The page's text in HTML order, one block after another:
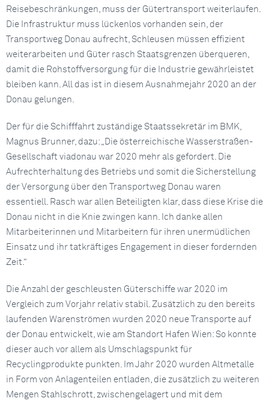
Reisebeschränkungen, muss der Gütertransport weiterlaufen.
Die Infrastruktur muss lückenlos vorhanden sein, der
Transportweg Donau aufrecht, Schleusen müssen effizient
weiterarbeiten und Güter rasch Staatsgrenzen überqueren,
damit die Rohstoffversorgung für die Industrie gewährleistet
bleiben kann. All das ist in diesem Ausnahmejahr 2020 an der
Donau gelungen.
Der für die Schifffahrt zuständige Staatssekretär im BMK,
Magnus Brunner, dazu: „Die österreichische Wasserstraßen-
Gesellschaft viadonau war 2020 mehr als gefordert. Die
Aufrechterhaltung des Betriebs und somit die Sicherstellung
der Versorgung über den Transportweg Donau waren
essentiell. Rasch war allen Beteiligten klar, dass diese Krise die
Donau nicht in die Knie zwingen kann. Ich danke allen
Mitarbeiterinnen und Mitarbeitern für ihren unermüdlichen
Einsatz und ihr tatkräftiges Engagement in dieser fordernden
Zeit.“
Die Anzahl der geschleusten Güterschiffe war 2020 im
Vergleich zum Vorjahr relativ stabil. Zusätzlich zu den bereits
laufenden Warenströmen wurden 2020 neue Transporte auf
der Donau entwickelt, wie am Standort Hafen Wien: So konnte
dieser auch vor allem als Umschlagspunkt für
Recyclingprodukte punkten. Im Jahr 2020 wurden Altmetalle
in Form von Anlagenteilen entladen, die zusätzlich zu weiteren
Mengen Stahlschrott, zwischengelagert und mit dem